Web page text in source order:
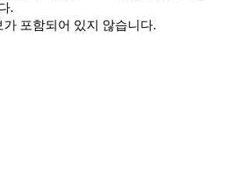
.
가 포함되어 있지 않습니다.